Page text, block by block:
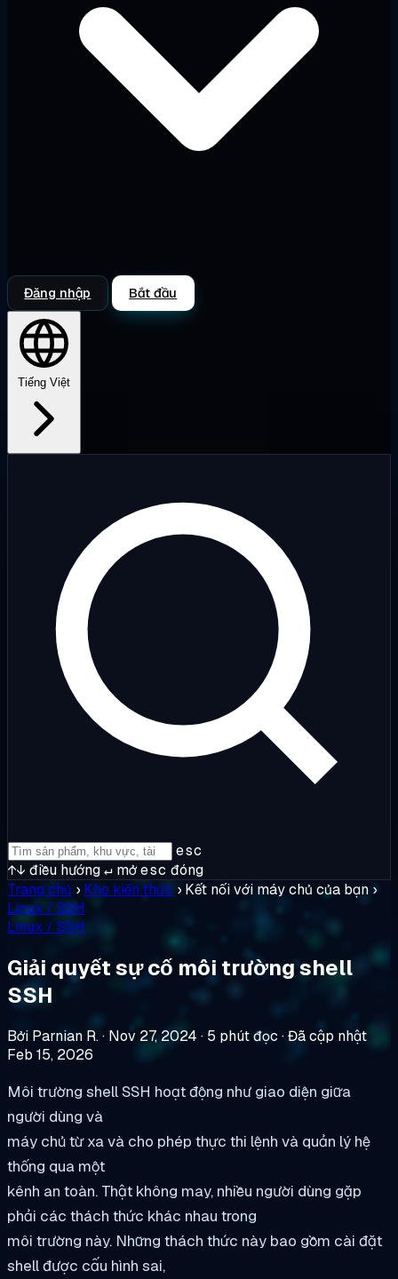
Đăng nhập Bắt đầu
Tiếng Việt
esc
↑↓ điều hướng↵ mởesc đóng
Trang chủ › Kho kiến thức › Kết nối với máy chủ của bạn ›
Linux / SSH
Linux / SSH
Giải quyết sự cố môi trường shell
SSH
Bởi Parnian R.· Nov 27, 2024 · 5 phút đọc ·Đã cập nhật
Feb 15, 2026
Môi trường shell SSH hoạt động như giao diện giữa
người dùng và
máy chủ từ xa và cho phép thực thi lệnh và quản lý hệ
thống qua một
kênh an toàn. Thật không may, nhiều người dùng gặp
phải các thách thức khác nhau trong
môi trường này. Những thách thức này bao gồm cài đặt
shell được cấu hình sai,